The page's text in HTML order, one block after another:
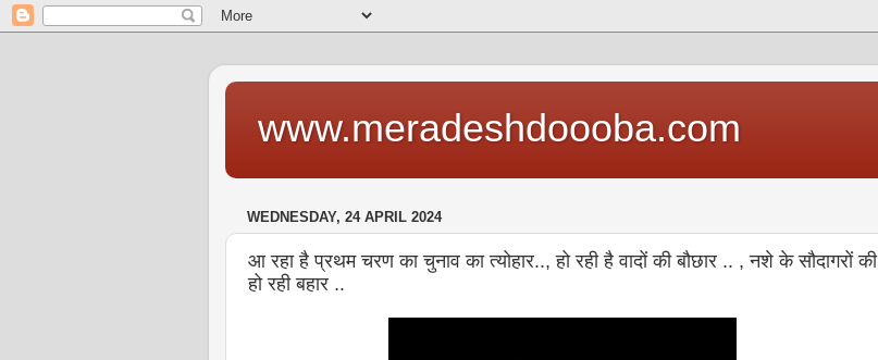
www.meradeshdoooba.com
WEDNESDAY, 24 APRIL 2024
आ रहा है प्रथम चरण का चुनाव का त्योहार.., हो रही है वादों की बौछार .. , नशे के सौदागरों की
हो रही बहार ..